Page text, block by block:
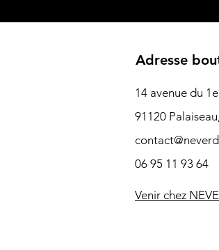
Adresse
14 avenue du
91120
06 95 11 93 64
Venir chez